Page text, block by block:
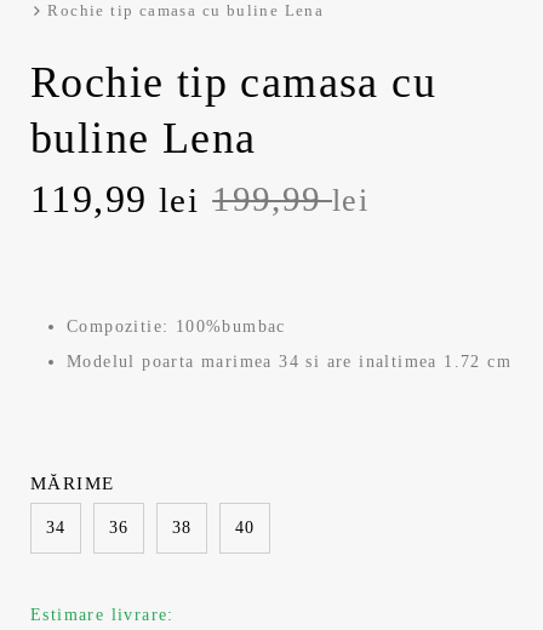
Rochie tip camasa cu buline Lena
Rochie tip camasa cu
buline Lena
199,99lei
Prețul
fost:
119,99 lei
Prețul
119,99 lei.
Compozitie: 100%bumbac
Modelul poarta marimea 34 si are inaltimea 1.72 cm
34 36 38 40
MĂRIME
Estimare livrare: